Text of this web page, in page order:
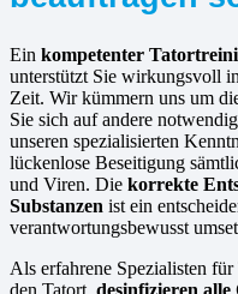
Ein kompetenter
unterstützt Sie wirkungsvoll
Zeit. Wir kümmern uns um
Sie sich auf andere
unseren spezialisierten
lückenlose Beseitigung
und Viren. Die korrekte
Substanzen ist ein
verantwortungsbewusst
Als erfahrene Spezialisten
den Tatort, desinfizieren alle